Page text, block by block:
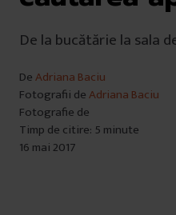
De la bucătărie la sala
DeAdriana Baciu
Fotografii deAdriana Baciu
Fotografie de
Timp de citire: 5 minute
16 mai 2017